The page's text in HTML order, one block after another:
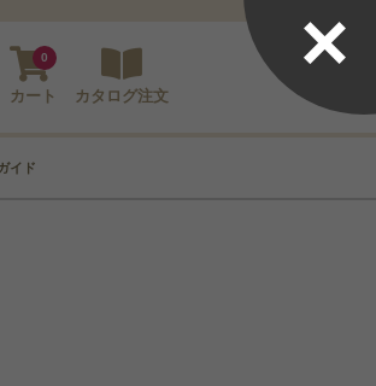
カート
0
カタログ注文
イド
×